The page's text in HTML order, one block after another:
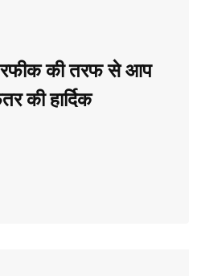
रफीक की तरफ से आप
की हार्दिक